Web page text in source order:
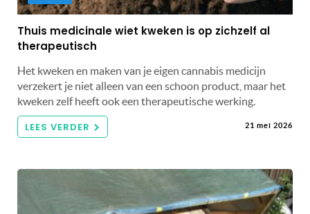
Thuis medicinale wiet kweken is op zichzelf al
therapeutisch
Het kweken en maken van je eigen cannabis medicijn
verzekert je niet alleen van een schoon product, maar het
kweken zelf heeft ook een therapeutische werking.
LEES VERDER 21 mei 2026